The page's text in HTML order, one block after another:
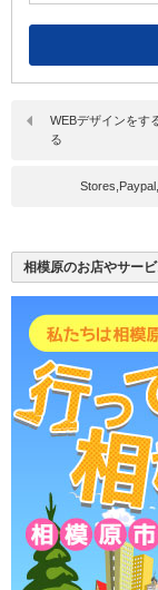
WEBデザインをす
る
相模原のお店やサー